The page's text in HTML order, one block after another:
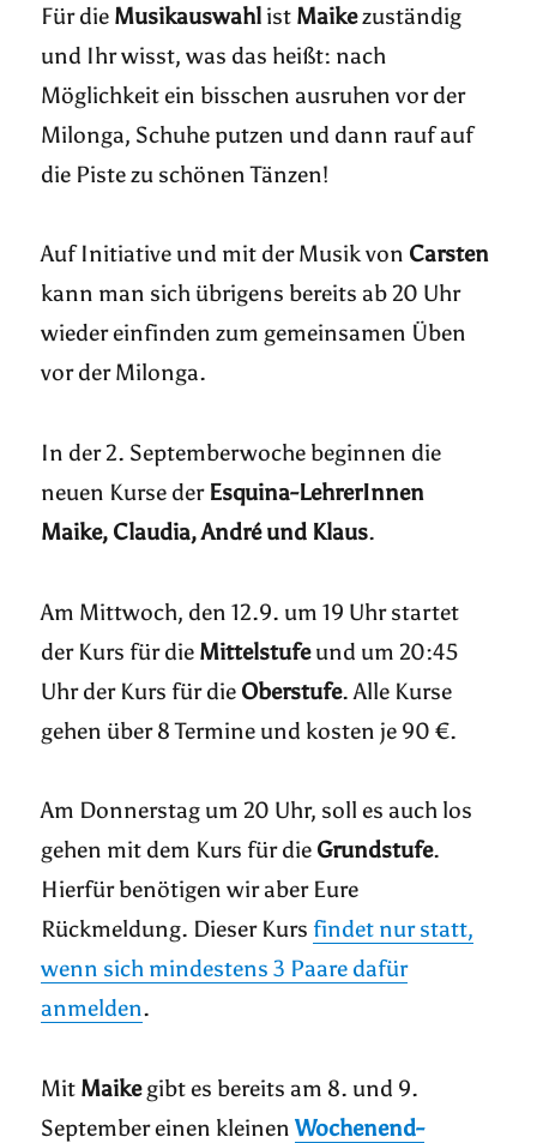
Für die Musikauswahl ist Maikezuständig
und Ihr wisst, was das heißt: nach
Möglichkeit ein bisschen ausruhen vor der
Milonga, Schuhe putzen und dann rauf auf
die Piste zu schönen Tänzen!
Auf Initiative und mit der Musik von Carsten
kann man sich übrigens bereits ab 20 Uhr
wieder einfinden zum gemeinsamen Üben
vor der Milonga.
In der 2. Septemberwoche beginnen die
neuen Kurse der Esquina-LehrerInnen
Maike, Claudia, André und Klaus.
Am Mittwoch, den 12.9. um 19 Uhr startet
der Kurs für die Mittelstufeund um 20:45
Uhr der Kurs für die Oberstufe. Alle Kurse
gehen über 8 Termine und kosten je 90 €.
Am Donnerstag um 20 Uhr, soll es auch los
gehen mit dem Kurs für die Grundstufe.
Hierfür benötigen wir aber Eure
Rückmeldung. Dieser Kurs findet nur statt,
wenn sich mindestens 3 Paare dafür
anmelden.
Mit Maikegibt es bereits am 8. und 9.
September einen kleinenWochenend-